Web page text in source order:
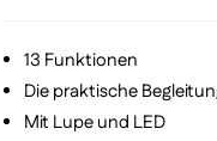
€ 41,00
13 Funktionen
Die praktische
Mit Lupe und LED